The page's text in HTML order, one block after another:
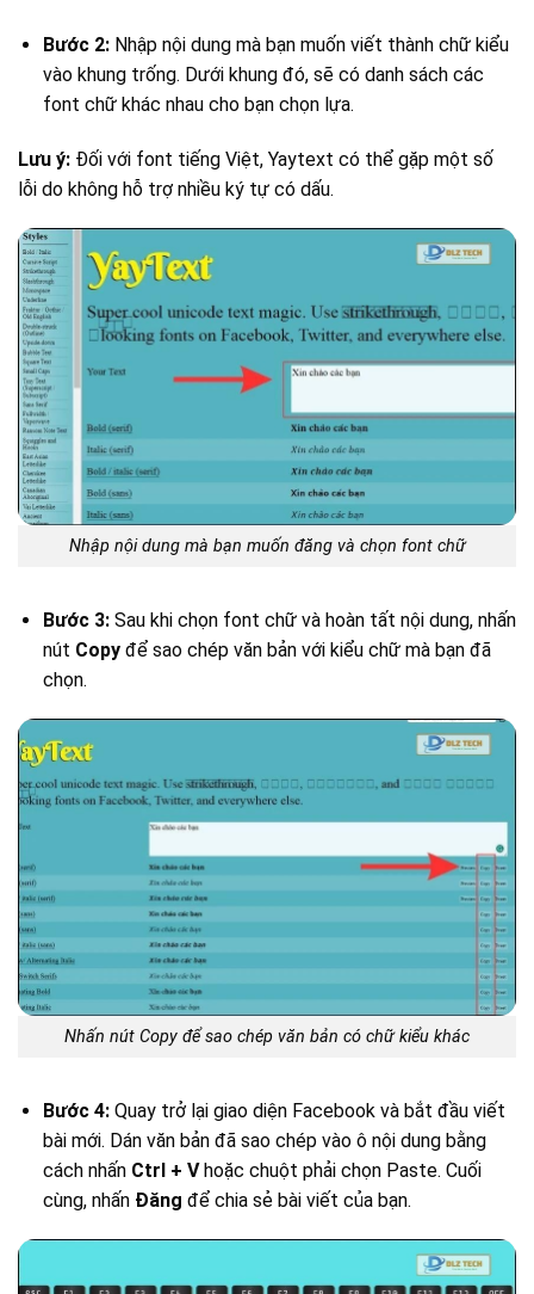
Bước 2:Nhập nội dung mà bạn muốn viết thành chữ kiểu
vào khung trống. Dưới khung đó, sẽ có danh sách các
font chữ khác nhau cho bạn chọn lựa.
Lưu ý: Đối với font tiếng Việt, Yaytext có thể gặp một số
lỗi do không hỗ trợ nhiều ký tự có dấu.
Nhập nội dung mà bạn muốn đăng và chọn font chữ
Bước 3:Sau khi chọn font chữ và hoàn tất nội dung, nhấn
nút Copyđể sao chép văn bản với kiểu chữ mà bạn đã
chọn.
Nhấn nút Copy để sao chép văn bản có chữ kiểu khác
Bước 4:Quay trở lại giao diện Facebook và bắt đầu viết
bài mới. Dán văn bản đã sao chép vào ô nội dung bằng
cách nhấn Ctrl + Vhoặc chuột phải chọn Paste. Cuối
cùng, nhấn Đăng để chia sẻ bài viết của bạn.